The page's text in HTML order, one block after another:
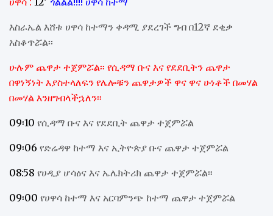
እስራኤል እሸቱ ሀዋሳ ከተማን ቀዳሚ ያደረገች ግብ በ12ኛ ደቂቃ
አስቆጥሯል፡፡
ሁሉም ጨዋታ ተጀምሯል፡፡ የሲዳማ ቡና እና የደደቢትን ጨዋታ
በዋነኝነት እያስተላለፍን የሌሎቹን ጨዋታዎች ዋና ዋና ሁነቶች በመሃል
በመሃል እንዘግብላችኋለን፡፡
09፡10 የሲዳማ ቡና እና የደደቢት ጨዋታ ተጀምሯል
09፡06 የድሬዳዋ ከተማ እና ኢትዮጵያ ቡና ጨዋታ ተጀምሯል
08:58 የሀዲያ ሆሳዕና እና ኤሌክትሪክ ጨዋታ ተጀምሯል፡፡
09፡00 የሀዋሳ ከተማ እና አርባምንጭ ከተማ ጨዋታ ተጀምሯል